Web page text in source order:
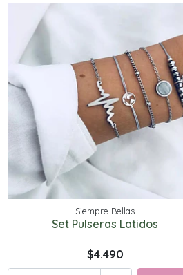
Siempre Bellas
Set Pulseras Latidos
$4.490